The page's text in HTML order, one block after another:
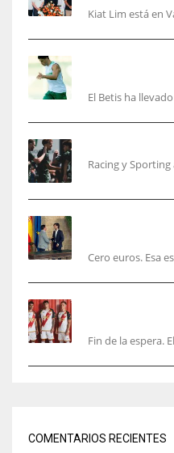
Kiat Lim está en
El Betis ha
Racing y
Cero euros. Esa
Fin de la espera.
COMENTARIOS RECIENTES